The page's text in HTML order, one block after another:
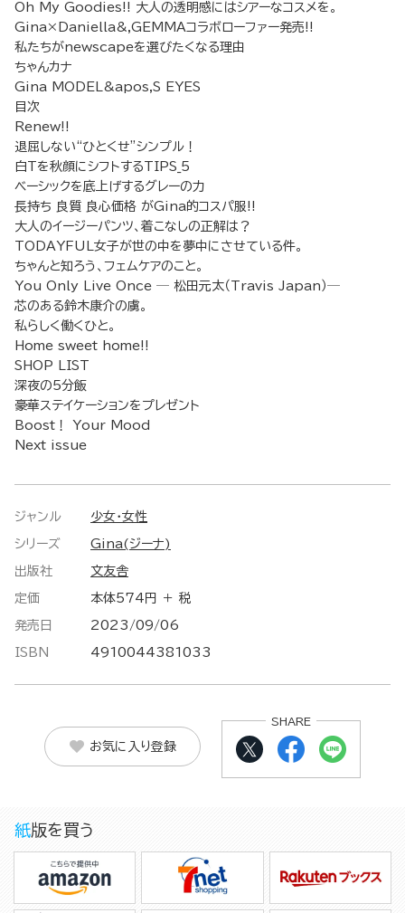
Oh My Goodies!! 大人の透明感にはシアーなコスメを。
Gina×Daniella&,GEMMAコラボローファー発売!!
私たちがnewscapeを選びたくなる理由
ちゃんカナ
Gina MODEL&apos,S EYES
目次
Renew!!
退屈しない“ひとくせ”シンプル！
白Tを秋顔にシフトするTIPS_5
ベーシックを底上げするグレーの力
長持ち 良質 良心価格 がGina的コスパ服!!
大人のイージーパンツ、着こなしの正解は？
TODAYFUL女子が世の中を夢中にさせている件。
ちゃんと知ろう、フェムケアのこと。
You Only Live Once ─ 松田元太（Travis Japan）─
芯のある鈴木康介の虜。
私らしく働くひと。
Home sweet home!!
SHOP LIST
深夜の5分飯
豪華ステイケーションをプレゼント
Boost！ Your Mood
Next issue
ジャンル 少女・女性
シリーズ Gina(ジーナ)
出版社 文友舎
定価 本体574円 ＋ 税
発売日 2023/09/06
ISBN 4910044381033
お気に入り登録
SHARE
紙版を買う